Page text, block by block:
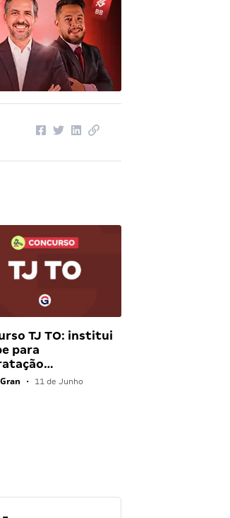
TJ TO: institui
para
• 11 de Junho